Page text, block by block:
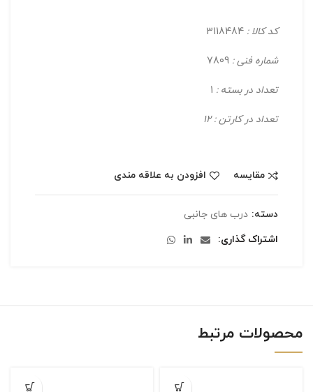
کد کالا :
شماره فنی :
تعداد در بسته :
تعداد در کارتن : 12
مقایسه افزودن به علاقه مندی
دسته: درب های جانبی
اشتراک گذاری
محصولات مرتبط